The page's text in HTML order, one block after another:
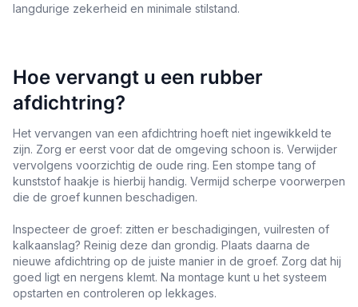
langdurige zekerheid en minimale stilstand.
Hoe vervangt u een rubber
afdichtring?
Het vervangen van een afdichtring hoeft niet ingewikkeld te
zijn. Zorg er eerst voor dat de omgeving schoon is. Verwijder
vervolgens voorzichtig de oude ring. Een stompe tang of
kunststof haakje is hierbij handig. Vermijd scherpe voorwerpen
die de groef kunnen beschadigen.
Inspecteer de groef: zitten er beschadigingen, vuilresten of
kalkaanslag? Reinig deze dan grondig. Plaats daarna de
nieuwe afdichtring op de juiste manier in de groef. Zorg dat hij
goed ligt en nergens klemt. Na montage kunt u het systeem
opstarten en controleren op lekkages.